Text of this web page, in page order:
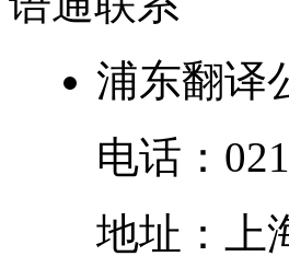
浦东翻译
电话：
地址：